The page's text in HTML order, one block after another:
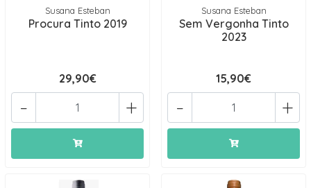
Susana Esteban
Procura Tinto 2019
29,90€
+
-
Susana Esteban
Sem Vergonha Tinto
2023
15,90€
+
-